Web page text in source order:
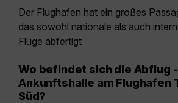
Der Flughafen hat ein großes
das sowohl nationale als auch
Flüge abfertigt
Wo befindet sich die Abflug
Ankunftshalle am Flughafen
Süd?